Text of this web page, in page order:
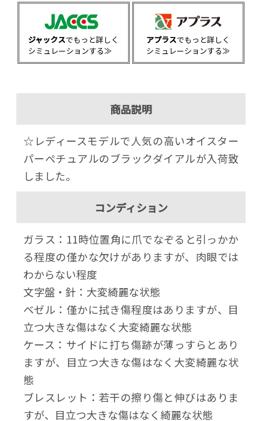
ジャックスでもっと詳しく
シミュレーションする≫
アプラスでもっと詳しく
シミュレーションする≫
商品説明
☆レディースモデルで人気の高いオイスター
パーペチュアルのブラックダイアルが入荷致
しました。
コンディション
ガラス：11時位置角に爪でなぞると引っかか
る程度の僅かな欠けがありますが、肉眼では
わからない程度
文字盤・針：大変綺麗な状態
ベゼル：僅かに拭き傷程度はありますが、目
立つ大きな傷はなく大変綺麗な状態
ケース：サイドに打ち傷跡が薄っすらとあり
ますが、目立つ大きな傷はなく大変綺麗な状
態
ブレスレット：若干の擦り傷と伸びはありま
すが、目立つ大きな傷はなく綺麗な状態